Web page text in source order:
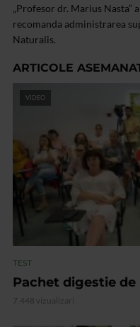
„Profesor dr. Marius Nasta”
recomanda administrarea
Naturalis.
ARTICOLE
VIDEO
TEST
Pachet digestie de
7.448 vizualizari